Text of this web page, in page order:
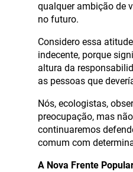
qualquer ambição de
no futuro.
Considero essa
indecente, porque
altura da
as pessoas que
Nós, ecologistas,
preocupação, mas
continuaremos
comum com
A Nova Frente